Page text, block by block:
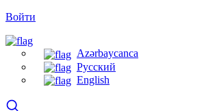
Войти
Azərbaycanca
Русский
English